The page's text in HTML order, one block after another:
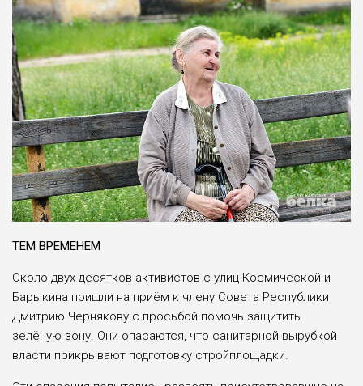
ТЕМ ВРЕМЕНЕМ
Около двух десятков активистов с улиц Космической и
Барыкина пришли на приём к члену Совета Республики
Дмитрию Чернякову с просьбой помочь защитить
зелёную зону. Они опасаются, что санитарной вырубкой
власти прикрывают подготовку стройплощадки.